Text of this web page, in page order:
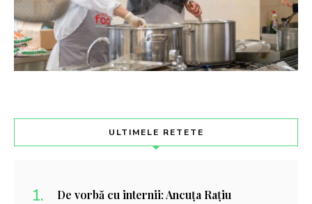
ULTIMELE RETETE
De vorbă cu internii: Ancuța Rațiu